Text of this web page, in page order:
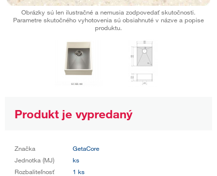
Obrázky sú len ilustračné a nemusia zodpovedať skutočnosti.
Parametre skutočného vyhotovenia sú obsiahnuté v názve a popise
produktu.
Produkt je vypredaný
Značka
GetaCore
Jednotka (MJ)
ks
Rozbaliteľnosť
1 ks